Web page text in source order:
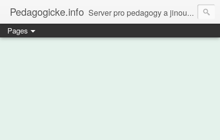
Pedagogicke.info Server pro pedagogy a jinou zvířenu
Pages